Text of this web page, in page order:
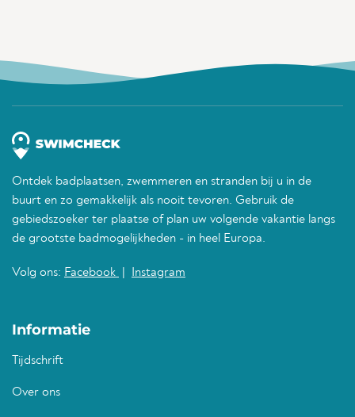
Ontdek badplaatsen, zwemmeren en stranden bij u in de
buurt en zo gemakkelijk als nooit tevoren. Gebruik de
gebiedszoeker ter plaatse of plan uw volgende vakantie langs
de grootste badmogelijkheden - in heel Europa.
Volg ons: Facebook Instagram
Informatie
Tijdschrift
Over ons